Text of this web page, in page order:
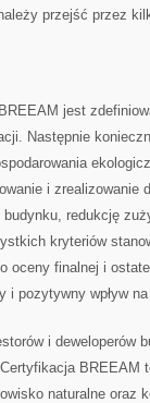
przejść przez
jest
Następnie
i zrealizowanie
redukcję
kryteriów
⁢oceny finalnej i
i pozytywny wpływ
i deweloperów
BREEAM
naturalne oraz